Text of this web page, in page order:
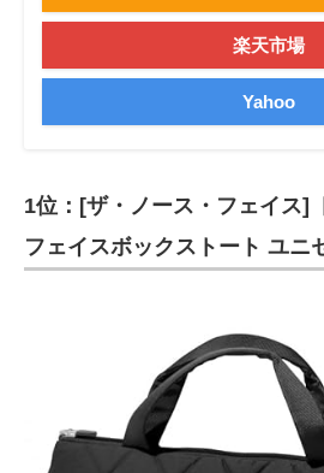
楽天市場
Yahoo
1位：[ザ・ノース・フェイス]
フェイスボックストート ユニ